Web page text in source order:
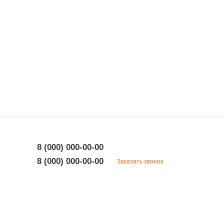
8 (000) 000-00-00
8 (000) 000-00-00
Заказать звонок